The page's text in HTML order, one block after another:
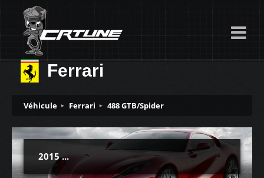
Ferrari
Véhicule Ferrari 488 GTB/Spider
2015 ...